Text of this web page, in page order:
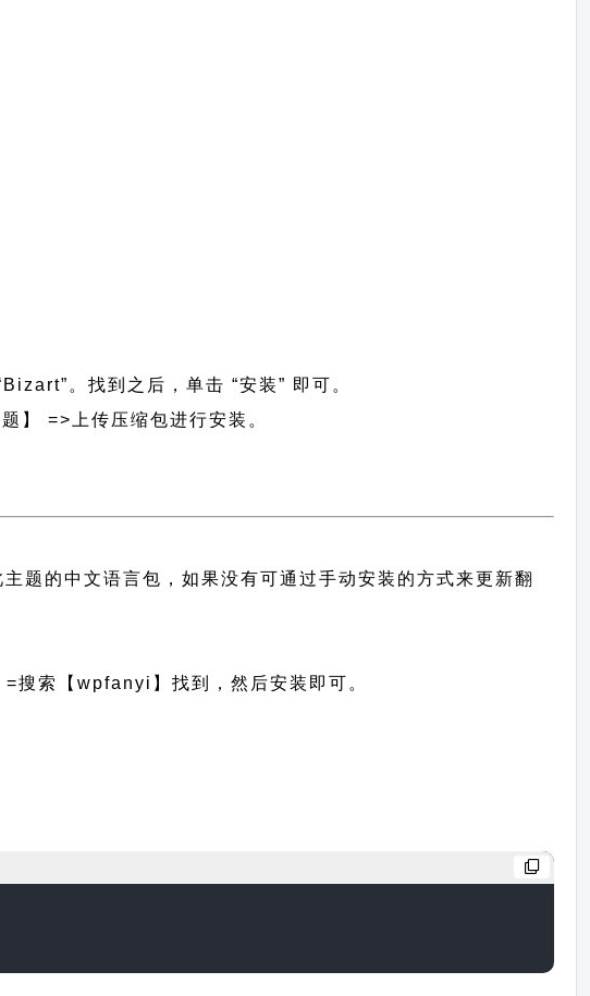
。找到之后，单击 “安装” 即可。
=>上传压缩包进行安装。
题的中文语言包，如果没有可通过手动安装的方式来更新翻
搜索【wpfanyi】找到，然后安装即可。